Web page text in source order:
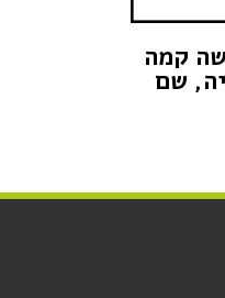
קמה
שם